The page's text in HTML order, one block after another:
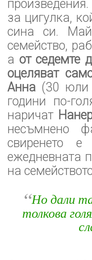
за цигулка,
сина си.
семейство,
а от седемте
оцеляват
Анна (30 юли
години по-
наричат
несъмнено
свиренето
ежедневната
на
“Но дали
толкова